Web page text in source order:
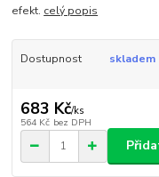
efekt. celý popis
Dostupnost skladem
683 Kč/ks
564 Kč bez DPH